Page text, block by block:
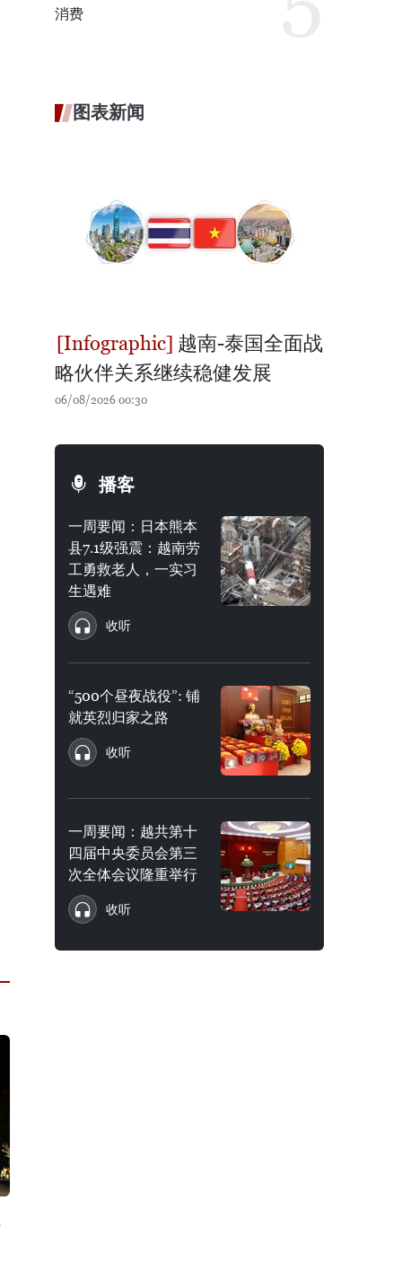
消费
图表新闻
越南-泰国全面战
略伙伴关系继续稳健发展
06/08/2026 00:30
播客
一周要闻：日本熊本
县7.1级强震：越南劳
工勇救老人，一实习
生遇难
收听
“500个昼夜战役”: 铺
就英烈归家之路
收听
一周要闻：越共第十
四届中央委员会第三
次全体会议隆重举行
收听